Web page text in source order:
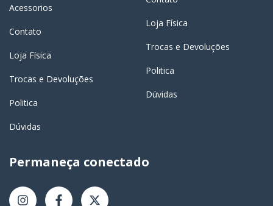
Acessorios
Contato
Loja Física
Trocas e Devoluções
Politica
Dúvidas
Loja Física
Trocas e Devoluções
Politica
Dúvidas
Permaneça conectado